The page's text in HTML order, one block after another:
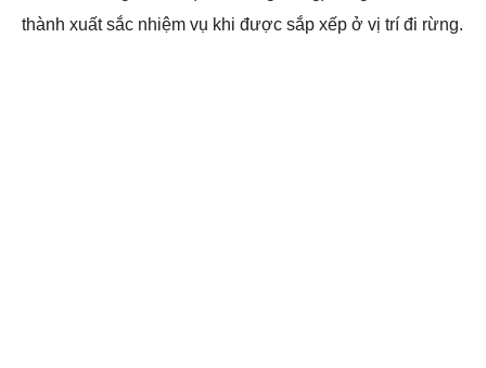
thành xuất sắc nhiệm vụ khi được sắp xếp ở vị trí đi rừng.